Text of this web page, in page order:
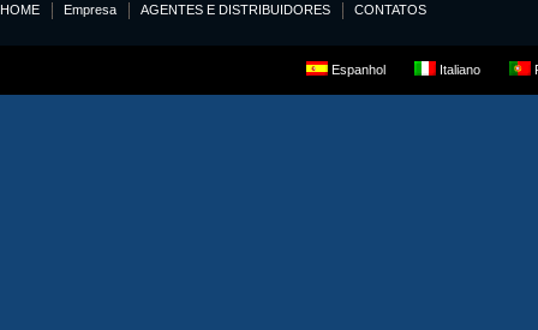
HOME Empresa AGENTES E DISTRIBUIDORES CONTATOS
Espanhol Italiano